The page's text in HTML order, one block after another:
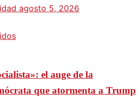
agosto 5, 2026
el auge de la
que atormenta a Trump